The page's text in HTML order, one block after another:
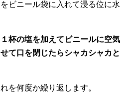
ビニール袋に入れて浸る位に水
杯の塩を加えてビニールに空気
て口を閉じたらシャカシャカと
を何度か繰り返します。